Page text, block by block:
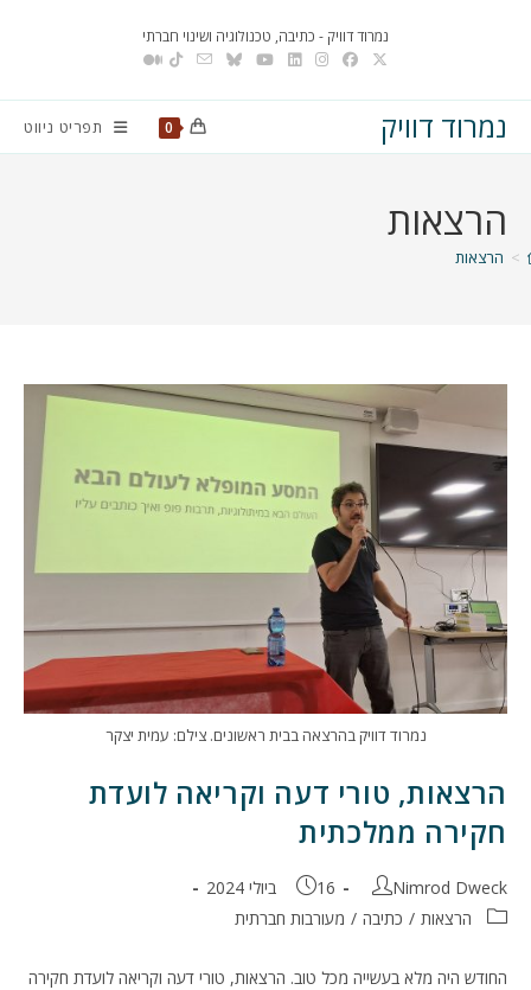
נמרוד דוויק - כתיבה, טכנולוגיה ושינוי חברתי
נמרוד דוויק 0 תפריט ניווט
הרצאות
> הרצאות
נמרוד דוויק בהרצאה בבית ראשונים. צילם: עמית יצקר
הרצאות, טורי דעה וקריאה לועדת
חקירה ממלכתית
מחבר:
Nimrod Dweck פורסם:
16 ביולי 2024
קטגוריה:הרצאות / כתיבה / מעורבות חברתית
החודש היה מלא בעשייה מכל טוב. הרצאות, טורי דעה וקריאה לועדת חקירה